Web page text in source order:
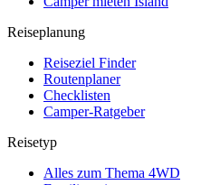
Reiseplanung
Reiseziel Finder
Routenplaner
Checklisten
Camper-Ratgeber
Reisetyp
Alles zum Thema 4WD